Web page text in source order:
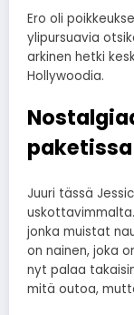
Ero oli
ylipursuavia
arkinen hetki
Hollywoodia.
paketissa
Juuri tässä
jonka muistat
on nainen, joka
nyt palaa
mitä outoa,